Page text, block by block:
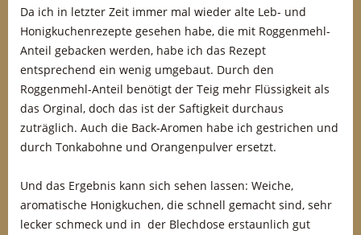
Da ich in letzter Zeit immer mal wieder alte Leb- und
Honigkuchenrezepte gesehen habe, die mit Roggenmehl-
Anteil gebacken werden, habe ich das Rezept
entsprechend ein wenig umgebaut. Durch den
Roggenmehl-Anteil benötigt der Teig mehr Flüssigkeit als
das Orginal, doch das ist der Saftigkeit durchaus
zuträglich. Auch die Back-Aromen habe ich gestrichen und
durch Tonkabohne und Orangenpulver ersetzt.
Und das Ergebnis kann sich sehen lassen: Weiche,
aromatische Honigkuchen, die schnell gemacht sind, sehr
lecker schmeck und in der Blechdose erstaunlich gut